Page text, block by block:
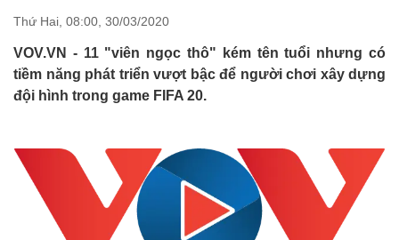
Nhận diện sự thật
Việc làm
Biển đảo
Thứ Hai, 08:00, 30/03/2020
VOV.VN - 11 "viên ngọc thô" kém tên tuổi nhưng có
tiềm năng phát triển vượt bậc để người chơi xây dựng
đội hình trong game FIFA 20.